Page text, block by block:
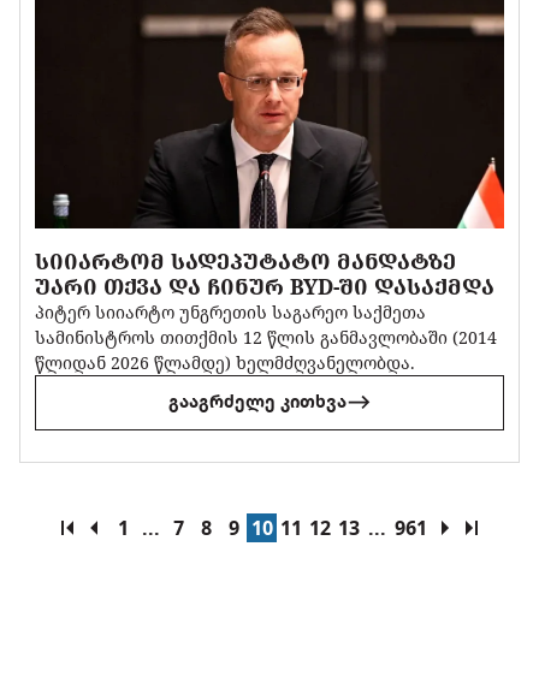
ᲡᲘᲘᲐᲠᲢᲝᲛ ᲡᲐᲓᲔᲞᲣᲢᲐᲢᲝ ᲛᲐᲜᲓᲐᲢᲖᲔ
ᲣᲐᲠᲘ ᲗᲥᲕᲐ ᲓᲐ ᲩᲘᲜᲣᲠ BYD-ᲨᲘ ᲓᲐᲡᲐᲥᲛᲓᲐ
პიტერ სიიარტო უნგრეთის საგარეო საქმეთა
სამინისტროს თითქმის 12 წლის განმავლობაში (2014
წლიდან 2026 წლამდე) ხელმძღვანელობდა.
გააგრძელე კითხვა
1 ... 7 8 9 10 11 12 13 ... 961